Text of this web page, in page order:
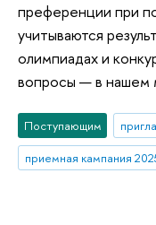
преференции при
учитываются
олимпиадах и
вопросы — в нашем
Поступающим
приемная кампания